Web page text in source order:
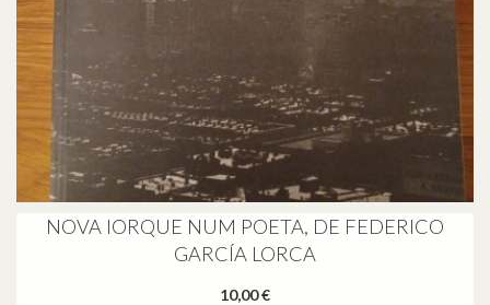
NOVA IORQUE NUM POETA, DE FEDERICO
GARCÍA LORCA
10,00 €